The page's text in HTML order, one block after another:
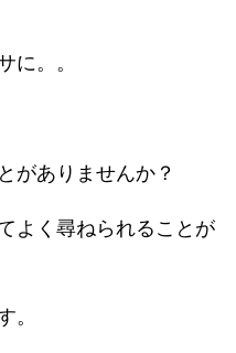
に。。
がありませんか？
よく尋ねられることが
。